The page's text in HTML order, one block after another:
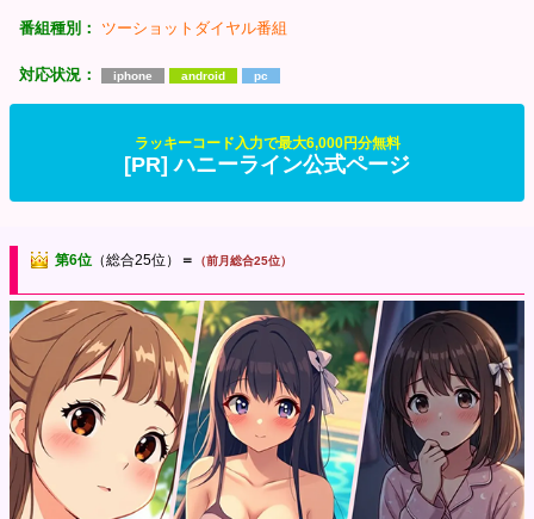
番組種別： ツーショットダイヤル番組
対応状況： iphone android pc
ラッキーコード入力で最大6,000円分無料
[PR] ハニーライン公式ページ
第6位 （総合25位） ＝ （前月総合25位）